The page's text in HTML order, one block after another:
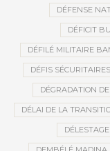
DÉFENSE
DÉFICIT
DÉFILÉ MILITAIRE
DÉFIS SÉCURITAIRES
DÉGRADATION
DÉLAI DE LA